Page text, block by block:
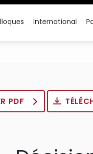
International
PDF